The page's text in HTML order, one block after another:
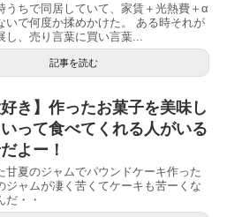
うちで同居していて、家賃＋光熱費＋α
いで何度か揉めかけた。 ある時それが
し、売り言葉に買い言葉...
記事を読む
好き】作ったお菓子を美味し
って食べてくれる人がいる
よー！
甘夏のジャムでパウンドケーキ作った
ジャムが凄く苦くてケーキも苦ーくな
だ・・